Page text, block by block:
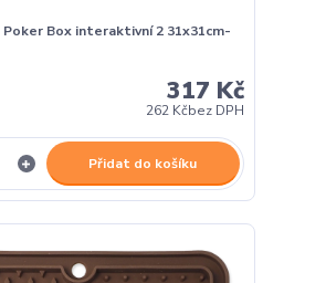
Poker Box interaktivní 2 31x31cm-
317 Kč
262 Kčbez DPH
Přidat do košíku